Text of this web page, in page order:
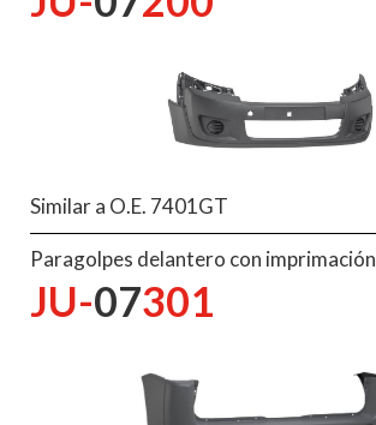
Similar a O.E. 7401GT
Paragolpes delantero con imprimación
JU-07301